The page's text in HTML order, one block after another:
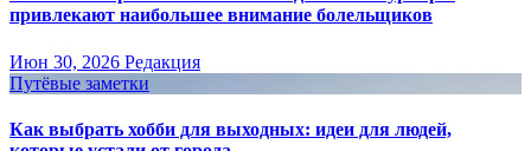
привлекают наибольшее внимание болельщиков
Июн 30, 2026 Редакция
Путёвые заметки
Как выбрать хобби для выходных: идеи для людей,